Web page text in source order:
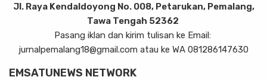
Jl. Raya Kendaldoyong No. 008, Petarukan, Pemalang,
Tawa Tengah 52362
Pasang iklan dan kirim tulisan ke Email:
jurnalpemalang18@gmail.com atau ke WA 081286147630
EMSATUNEWS NETWORK